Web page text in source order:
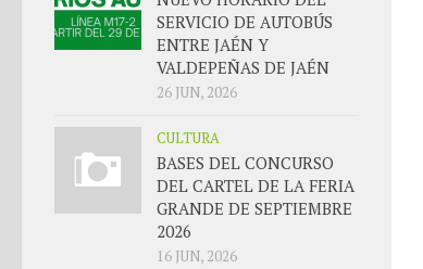
SERVICIO DE AUTOBÚS
ENTRE JAÉN Y
VALDEPEÑAS DE JAÉN
26 JUN, 2026
CULTURA
BASES DEL CONCURSO
DEL CARTEL DE LA FERIA
GRANDE DE SEPTIEMBRE
2026
16 JUN, 2026